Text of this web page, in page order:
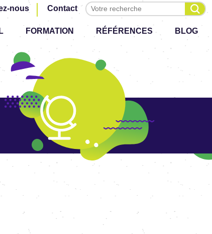
nous Contact Effectuer une recherche
FORMATION RÉFÉRENCES BLOG